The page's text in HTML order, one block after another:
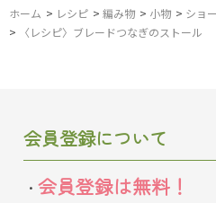
ホーム > レシピ > 編み物 > 小物 > ショ
>
〈レシピ〉ブレードつなぎのストール
会員登録について
会員登録は無料！